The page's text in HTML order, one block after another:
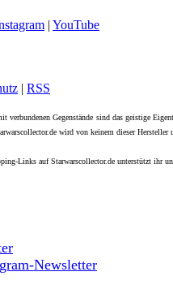
| YouTube
| RSS
verbundenen Gegenstände sind das geistige
wird von keinem dieser Hersteller
Links auf Starwarscollector.de unterstützt ihr
Newsletter